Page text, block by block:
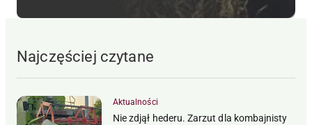
Najczęściej czytane
Aktualności
Nie zdjął hederu. Zarzut dla kombajnisty